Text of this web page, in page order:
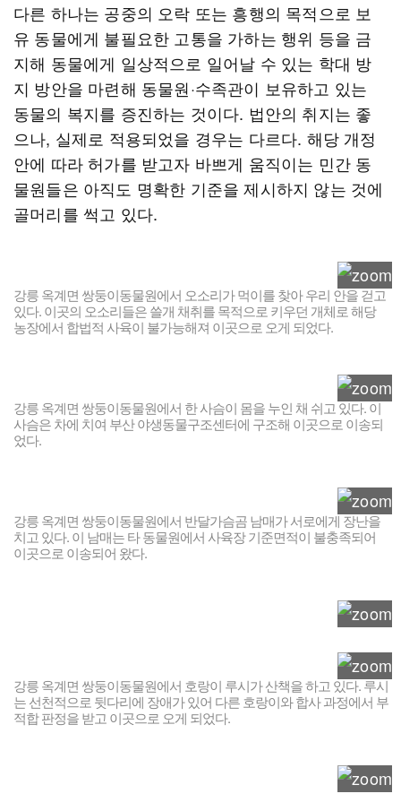
다른 하나는 공중의 오락 또는 흥행의 목적으로 보
유 동물에게 불필요한 고통을 가하는 행위 등을 금
지해 동물에게 일상적으로 일어날 수 있는 학대 방
지 방안을 마련해 동물원·수족관이 보유하고 있는
동물의 복지를 증진하는 것이다. 법안의 취지는 좋
으나, 실제로 적용되었을 경우는 다르다. 해당 개정
안에 따라 허가를 받고자 바쁘게 움직이는 민간 동
물원들은 아직도 명확한 기준을 제시하지 않는 것에
골머리를 썩고 있다.
강릉 옥계면 쌍둥이동물원에서 오소리가 먹이를 찾아 우리 안을 걷고
있다. 이곳의 오소리들은 쓸개 채취를 목적으로 키우던 개체로 해당
농장에서 합법적 사육이 불가능해져 이곳으로 오게 되었다.
강릉 옥계면 쌍둥이동물원에서 한 사슴이 몸을 누인 채 쉬고 있다. 이
사슴은 차에 치여 부산 야생동물구조센터에 구조해 이곳으로 이송되
었다.
강릉 옥계면 쌍둥이동물원에서 반달가슴곰 남매가 서로에게 장난을
치고 있다. 이 남매는 타 동물원에서 사육장 기준면적이 불충족되어
이곳으로 이송되어 왔다.
강릉 옥계면 쌍둥이동물원에서 호랑이 루시가 산책을 하고 있다. 루시
는 선천적으로 뒷다리에 장애가 있어 다른 호랑이와 합사 과정에서 부
적합 판정을 받고 이곳으로 오게 되었다.